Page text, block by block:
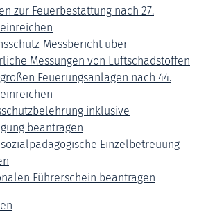
zur Feuerbestattung nach 27.
Messbericht über
Messungen von Luftschadstoffen
Feuerungsanlagen nach 44.
inklusive
beantragen
Einzelbetreuung
Führerschein beantragen